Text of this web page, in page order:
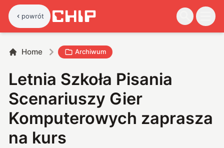
powrót
Home Archiwum
Letnia Szkoła Pisania
Scenariuszy Gier
Komputerowych zaprasza
na kurs